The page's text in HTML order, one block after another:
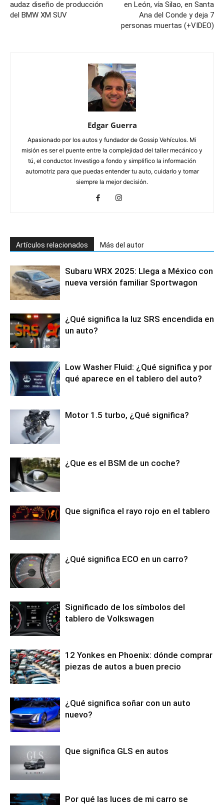
audaz diseño de producción
del BMW XM SUV
en León, vía Silao, en Santa
Ana del Conde y deja 7
personas muertas (+VIDEO)
Edgar Guerra
Apasionado por los autos y fundador de Gossip Vehículos. Mi
misión es ser el puente entre la complejidad del taller mecánico y
tú, el conductor. Investigo a fondo y simplifico la información
automotriz para que puedas entender tu auto, cuidarlo y tomar
siempre la mejor decisión.
Artículos relacionados Más del autor
Subaru WRX 2025: Llega a México con
nueva versión familiar Sportwagon
¿Qué significa la luz SRS encendida en
un auto?
Low Washer Fluid: ¿Qué significa y por
qué aparece en el tablero del auto?
Motor 1.5 turbo, ¿Qué significa?
¿Que es el BSM de un coche?
Que significa el rayo rojo en el tablero
¿Qué significa ECO en un carro?
Significado de los símbolos del
tablero de Volkswagen
12 Yonkes en Phoenix: dónde comprar
piezas de autos a buen precio
¿Qué significa soñar con un auto
nuevo?
Que significa GLS en autos
Por qué las luces de mi carro se